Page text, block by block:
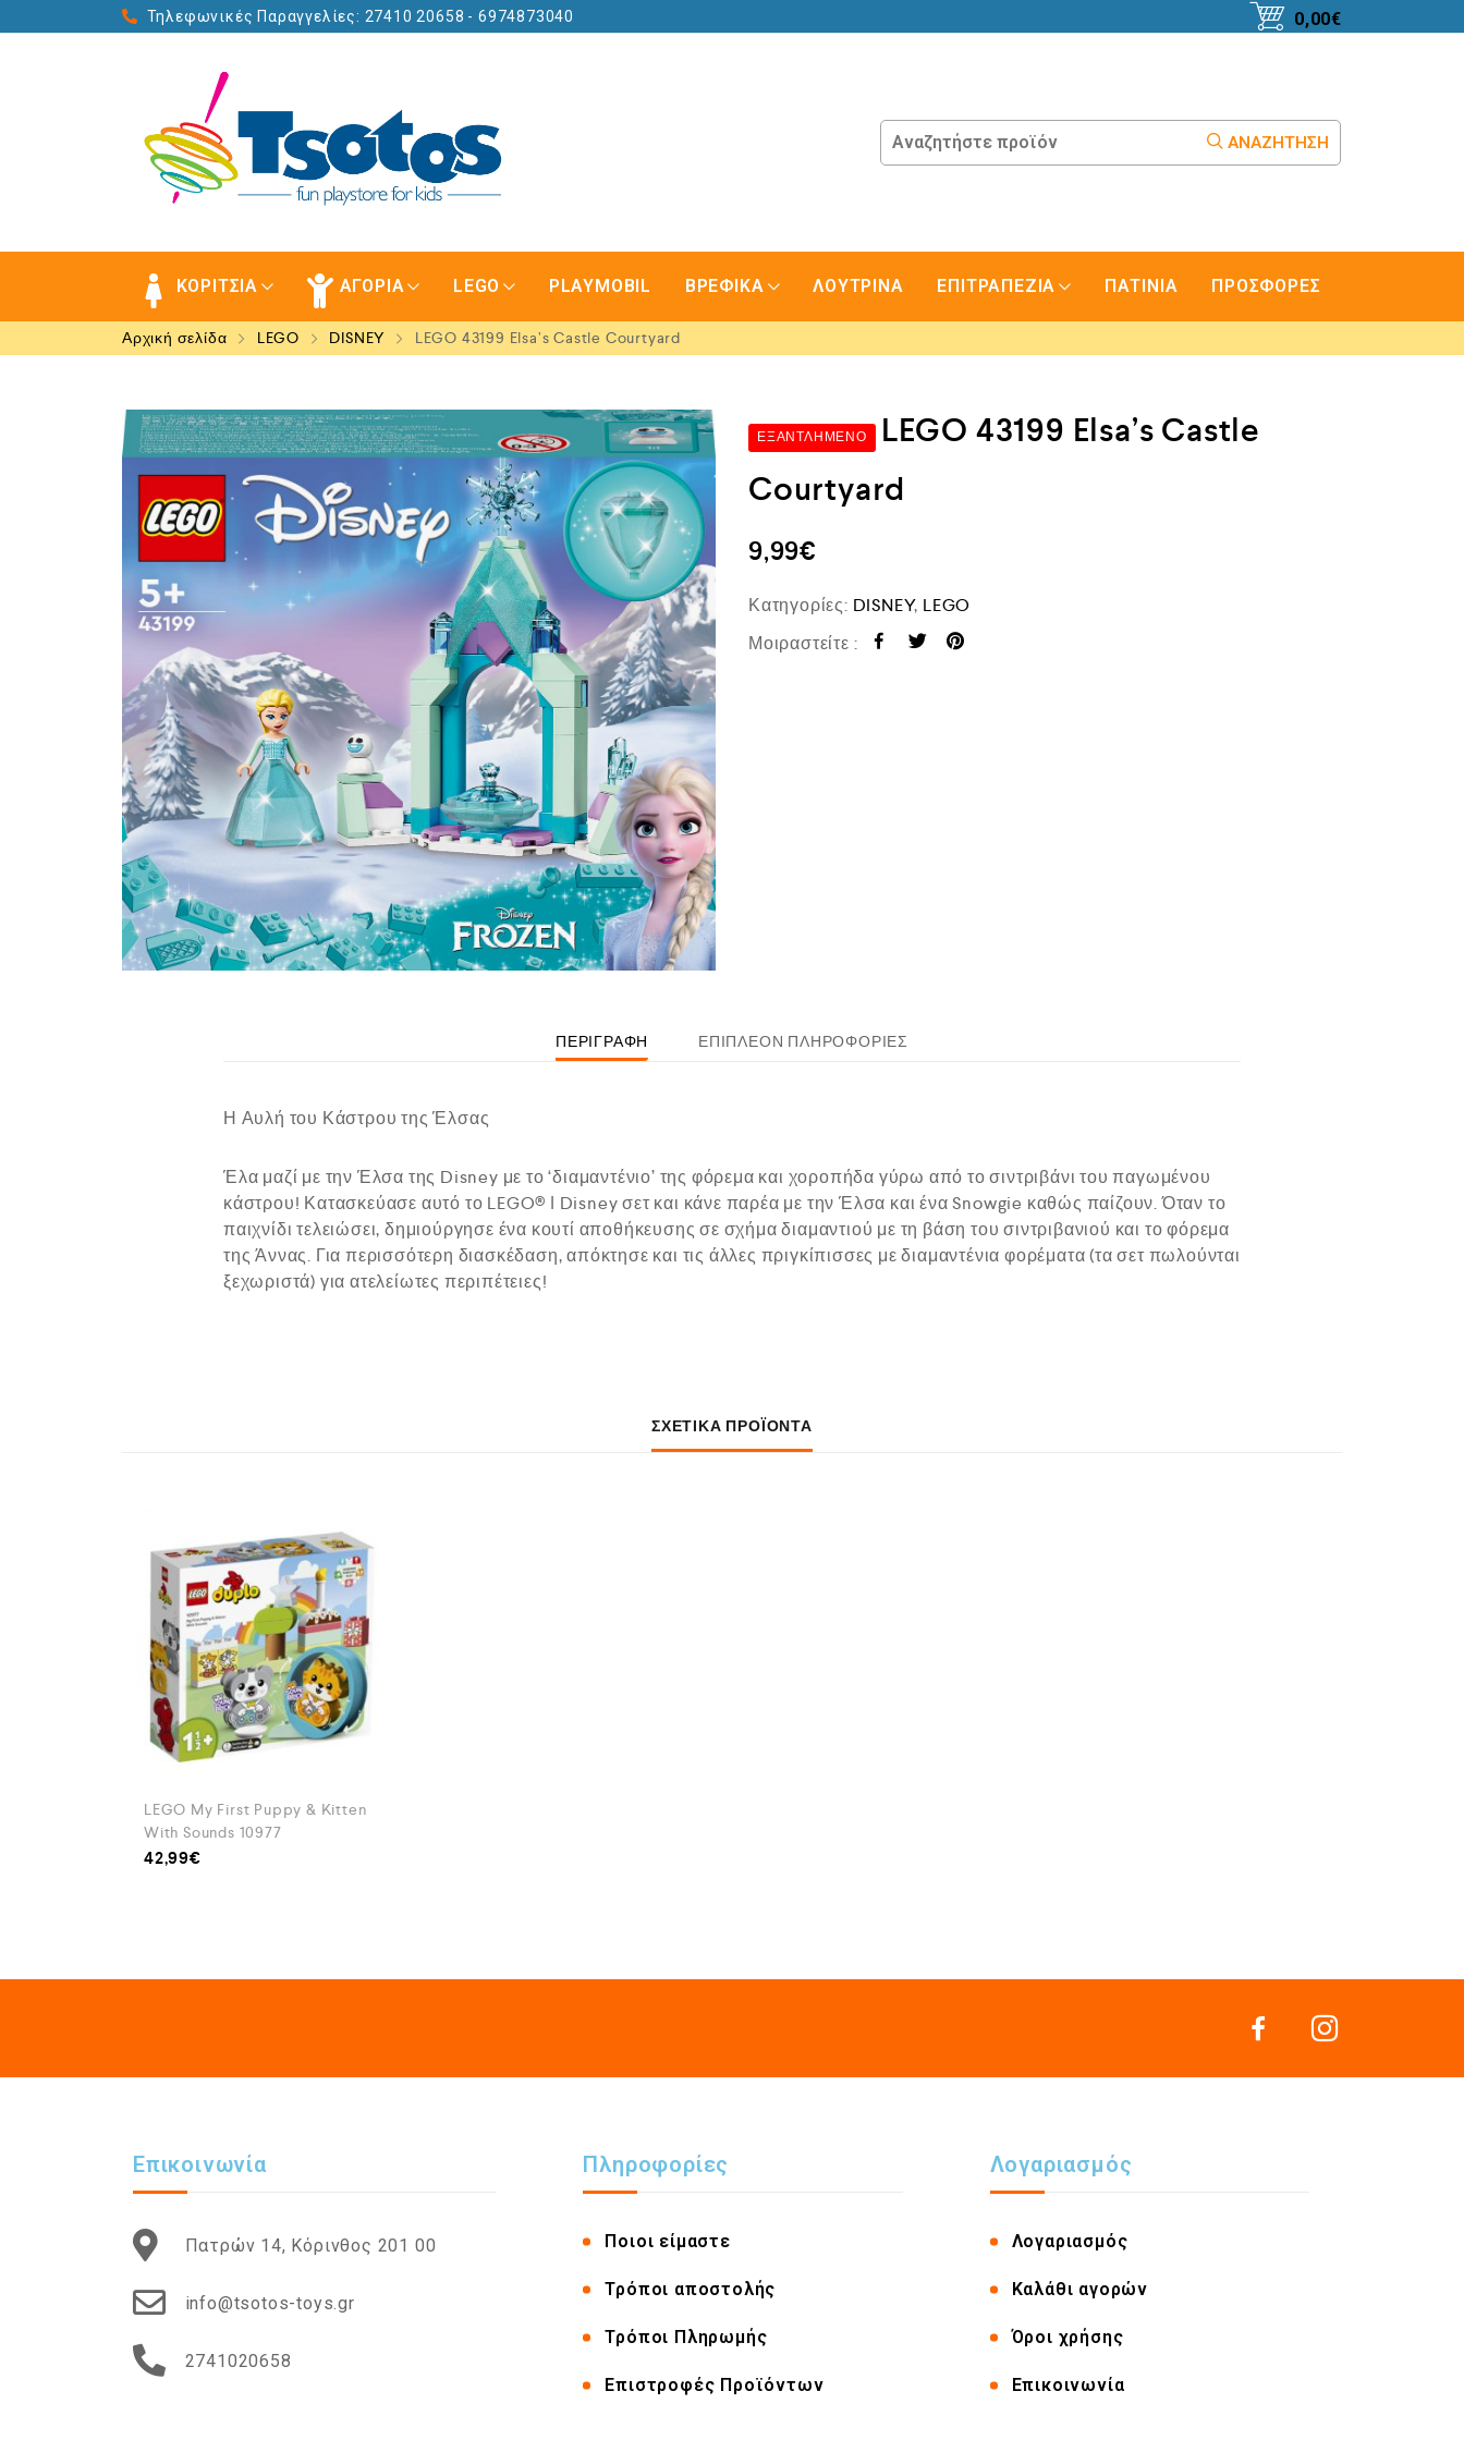
Τηλεφωνικές Παραγγελίες: 27410 20658 - 6974873040 0,00€
ΑΝΑΖΉΤΗΣΗ
ΚΟΡΙΤΣΙΑ ΑΓΟΡΙΑ LEGO PLAYMOBIL ΒΡΕΦΙΚΑ ΛΟΥΤΡΙΝΑ ΕΠΙΤΡΑΠΕΖΙΑ ΠΑΤΙΝΙΑ ΠΡΟΣΦΟΡΕΣ
Αρχική σελίδα LEGO DISNEY LEGO 43199 Elsa’s Castle Courtyard
ΕΞΑΝΤΛΗΜΈΝΟ
LEGO 43199 Elsa’s Castle
Courtyard
9,99€
Κατηγορίες: DISNEY, LEGO
Μοιραστείτε :
ΠΕΡΙΓΡΑΦΉ ΕΠΙΠΛΈΟΝ ΠΛΗΡΟΦΟΡΊΕΣ
Η Αυλή του Κάστρου της Έλσας
Έλα μαζί με την Έλσα της Disney με το ‘διαμαντένιο’ της φόρεμα και χοροπήδα γύρω από το σιντριβάνι του παγωμένου
κάστρου! Κατασκεύασε αυτό το LEGO® ǀ Disney σετ και κάνε παρέα με την Έλσα και ένα Snowgie καθώς παίζουν. Όταν το
παιχνίδι τελειώσει, δημιούργησε ένα κουτί αποθήκευσης σε σχήμα διαμαντιού με τη βάση του σιντριβανιού και το φόρεμα
της Άννας. Για περισσότερη διασκέδαση, απόκτησε και τις άλλες πριγκίπισσες με διαμαντένια φορέματα (τα σετ πωλούνται
ξεχωριστά) για ατελείωτες περιπέτειες!
ΣΧΕΤΙΚΆ ΠΡΟΪΌΝΤΑ
LEGO My First Puppy & Kitten
With Sounds 10977
42,99€
Επικοινωνία
Πατρών 14, Κόρινθος 201 00
info@tsotos-toys.gr
2741020658
Πληροφορίες
Ποιοι είμαστε
Τρόποι αποστολής
Τρόποι Πληρωμής
Επιστροφές Προϊόντων
Λογαριασμός
Λογαριασμός
Καλάθι αγορών
Όροι χρήσης
Επικοινωνία